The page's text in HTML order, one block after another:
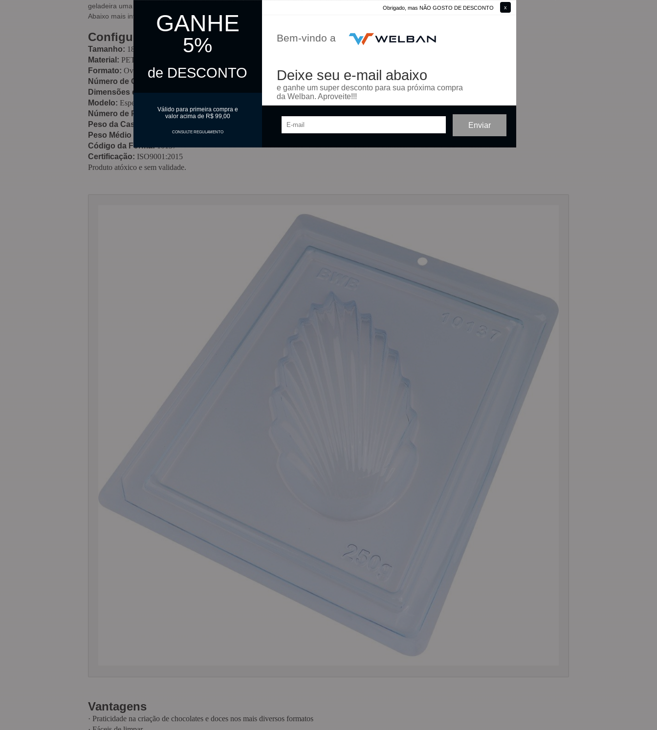
Obrigado, mas NÃO GOSTO DE DESCONTO
GANHE
5%
de DESCONTO
Válido para primeira compra e
valor acima de R$ 99,00
CONSULTE REGULAMENTO
Bem-vindo a
Deixe seu e-mail abaixo
e ganhe um super desconto para sua próxima compra
da Welban. Aproveite!!!
geladeira uma única vez.
Abaixo mais informações do produto e suas instruções de uso.
Configuração do Produto
Tamanho:185mm x 245mm
Material:PET, Polietileno e pigmento
Formato:Ovo Le France
Número de Cascas:
Dimensões do Formato:151mm (C) x 75mm (L)
Modelo:Especial
Número de Partes:3 partes (2 partes de acetato e 1 película de silicone)
Peso da Casca:
Peso Médio Final:
250 gramas
Código da Forma:10137
Certificação:ISO9001:2015
Produto atóxico e sem validade.
Vantagens
·Praticidade na criação de chocolates e doces nos mais diversos formatos